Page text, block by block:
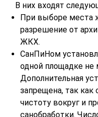
В них входят
При выборе места
разрешение от
ЖКХ.
СанПиНом
одной площадке
Дополнительная
запрещена, так
чистоту вокруг и
санобработки.